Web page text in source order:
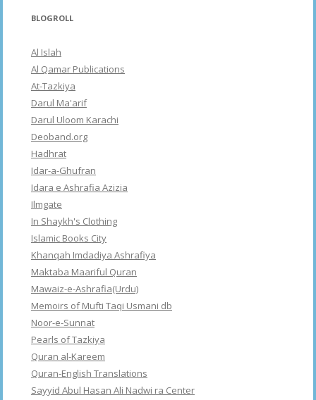
BLOGROLL
Al Islah
Al Qamar Publications
At-Tazkiya
Darul Ma'arif
Darul Uloom Karachi
Deoband.org
Hadhrat
Idar-a-Ghufran
Idara e Ashrafia Azizia
Ilmgate
In Shaykh's Clothing
Islamic Books City
Khanqah Imdadiya Ashrafiya
Maktaba Maariful Quran
Mawaiz-e-Ashrafia(Urdu)
Memoirs of Mufti Taqi Usmani db
Noor-e-Sunnat
Pearls of Tazkiya
Quran al-Kareem
Quran-English Translations
Sayyid Abul Hasan Ali Nadwi ra Center